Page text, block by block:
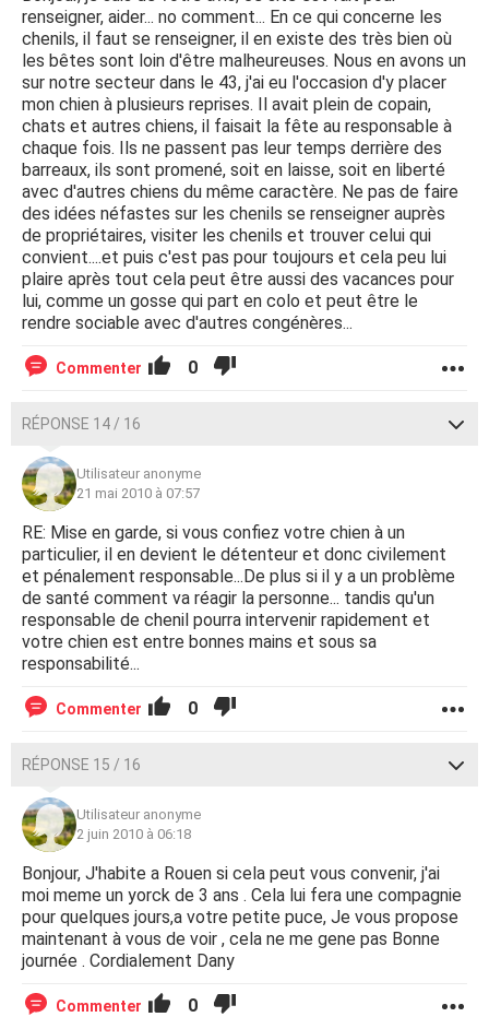
renseigner, aider... no comment... En ce qui concerne les
chenils, il faut se renseigner, il en existe des très bien où
les bêtes sont loin d'être malheureuses. Nous en avons un
sur notre secteur dans le 43, j'ai eu l'occasion d'y placer
mon chien à plusieurs reprises. Il avait plein de copain,
chats et autres chiens, il faisait la fête au responsable à
chaque fois. Ils ne passent pas leur temps derrière des
barreaux, ils sont promené, soit en laisse, soit en liberté
avec d'autres chiens du même caractère. Ne pas de faire
des idées néfastes sur les chenils se renseigner auprès
de propriétaires, visiter les chenils et trouver celui qui
convient....et puis c'est pas pour toujours et cela peu lui
plaire après tout cela peut être aussi des vacances pour
lui, comme un gosse qui part en colo et peut être le
rendre sociable avec d'autres congénères...
Commenter 0
RÉPONSE 14 / 16
Utilisateur anonyme
21 mai 2010 à 07:57
RE: Mise en garde, si vous confiez votre chien à un
particulier, il en devient le détenteur et donc civilement
et pénalement responsable...De plus si il y a un problème
de santé comment va réagir la personne... tandis qu'un
responsable de chenil pourra intervenir rapidement et
votre chien est entre bonnes mains et sous sa
responsabilité...
Commenter 0
RÉPONSE 15 / 16
Utilisateur anonyme
2 juin 2010 à 06:18
Bonjour, J'habite a Rouen si cela peut vous convenir, j'ai
moi meme un yorck de 3 ans . Cela lui fera une compagnie
pour quelques jours,a votre petite puce, Je vous propose
maintenant à vous de voir , cela ne me gene pas Bonne
journée . Cordialement Dany
Commenter 0